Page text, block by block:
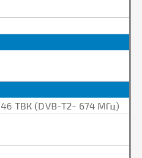
46 ТВК (DVB-Т2- 674 МГц)